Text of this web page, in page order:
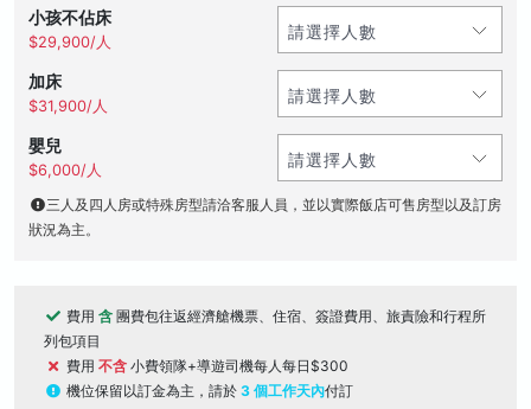
小孩不佔床
$29,900/人
加床
$31,900/人
嬰兒
$6,000/人
三人及四人房或特殊房型請洽客服人員，並以實際飯店可售房型以及訂房
狀況為主。
費用 含 團費包往返經濟艙機票、住宿、簽證費用、旅責險和行程所
列包項目
費用 不含 小費領隊+導遊司機每人每日$300
機位保留以訂金為主，請於 3 個工作天內付訂